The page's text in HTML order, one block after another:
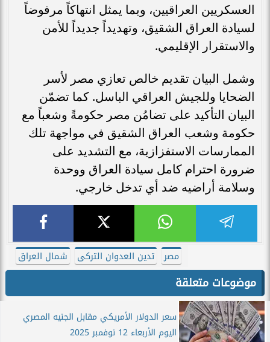
العسكريين العراقيين، وبما يمثل انتهاكاً مرفوضاً
لسيادة العراق الشقيق، وتهديداً جديداً للأمن
والاستقرار الإقليمي.
وشمل البيان تقديم خالص تعازي مصر لأسر
الضحايا وللجيش العراقي الباسل. كما تضمّن
البيان التأكيد على تضامُن مصر حكومةً وشعباً مع
حكومة وشعب العراق الشقيق في مواجهة تلك
الممارسات الاستفزازية، مع التشديد على
ضرورة احترام كامل سيادة العراق ووحدة
وسلامة أراضيه ضد أي تدخل خارجي.
مصر تدين العدوان التركى شمال العراق
موضوعات متعلقة
سعر الدولار الأمريكي مقابل الجنيه المصري
اليوم الأربعاء 12 نوفمبر 2025